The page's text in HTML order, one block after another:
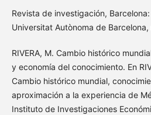
Revista de investigación,
Universitat Autònoma de
RIVERA, M. Cambio histórico
y economía del conocimiento. En
Cambio histórico mundial,
aproximación a la experiencia de
Instituto de Investigaciones